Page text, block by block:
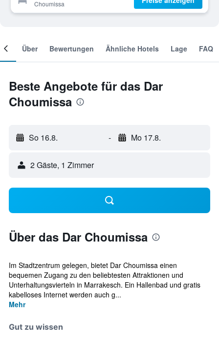
Choumissa
Über Bewertungen Ähnliche Hotels Lage FAQ
Beste Angebote für das Dar
Choumissa
So 16.8. - Mo 17.8.
2 Gäste, 1 Zimmer
Über das Dar Choumissa
Im Stadtzentrum gelegen, bietet Dar Choumissa einen
bequemen Zugang zu den beliebtesten Attraktionen und
Unterhaltungsvierteln in Marrakesch. Ein Hallenbad und gratis
kabelloses Internet werden auch g...
Mehr
Gut zu wissen